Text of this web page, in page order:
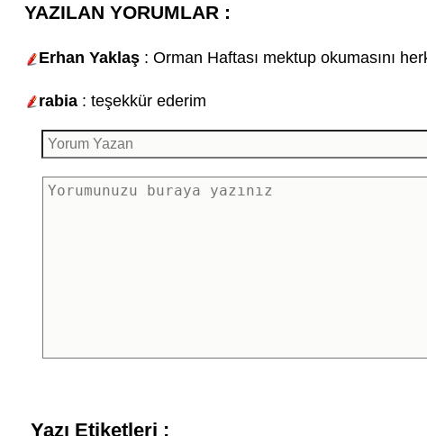
YAZILAN YORUMLAR :
Erhan Yaklaş: Orman Haftası mektup okumasını
rabia: teşekkür ederim
Yazı Etiketleri :